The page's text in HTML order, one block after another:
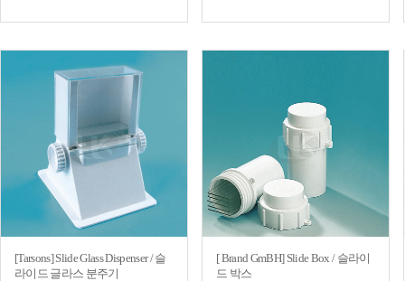
[Tarsons] Slide Glass Dispenser / 슬
라이드 글라스 분주기
[ Brand GmBH] Slide Box / 슬라이
드 박스